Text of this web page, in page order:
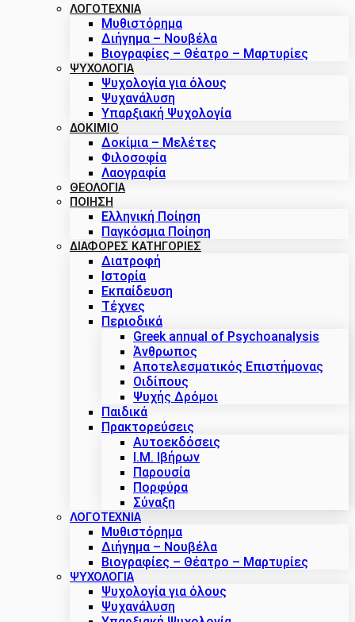
ΛΟΓΟΤΕΧΝΙΑ
Μυθιστόρημα
Διήγημα – Νουβέλα
Βιογραφίες – Θέατρο – Μαρτυρίες
ΨΥΧΟΛΟΓΙΑ
Ψυχολογία για όλους
Ψυχανάλυση
Υπαρξιακή Ψυχολογία
ΔΟΚΊΜΙΟ
Δοκίμια – Μελέτες
Φιλοσοφία
Λαογραφία
ΘΕΟΛΟΓΙΑ
ΠΟΙΗΣΗ
Ελληνική Ποίηση
Παγκόσμια Ποίηση
ΔΙΑΦΟΡΕΣ ΚΑΤΗΓΟΡΙΕΣ
Διατροφή
Ιστορία
Εκπαίδευση
Τέχνες
Περιοδικά
Greek annual of Psychoanalysis
Άνθρωπος
Αποτελεσματικός Επιστήμονας
Οιδίπους
Ψυχής Δρόμοι
Παιδικά
Πρακτoρεύσεις
Αυτοεκδόσεις
Ι.Μ. Ιβήρων
Παρουσία
Πορφύρα
Σύναξη
ΛΟΓΟΤΕΧΝΙΑ
Μυθιστόρημα
Διήγημα – Νουβέλα
Βιογραφίες – Θέατρο – Μαρτυρίες
ΨΥΧΟΛΟΓΙΑ
Ψυχολογία για όλους
Ψυχανάλυση